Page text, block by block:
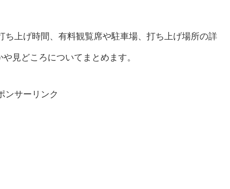
ち上げ時間、有料観覧席や駐車場、打ち上げ場所の詳
見どころについてまとめます。
ンサーリンク